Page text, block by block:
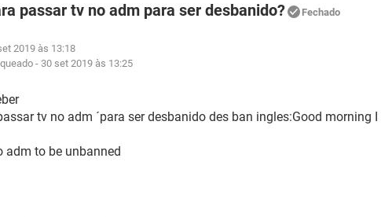
passar tv no adm para ser desbanido? Fechado
2019 às 13:18
- 30 set 2019 às 13:25
tv no adm ´para ser desbanido des ban ingles:Good morning I
adm to be unbanned